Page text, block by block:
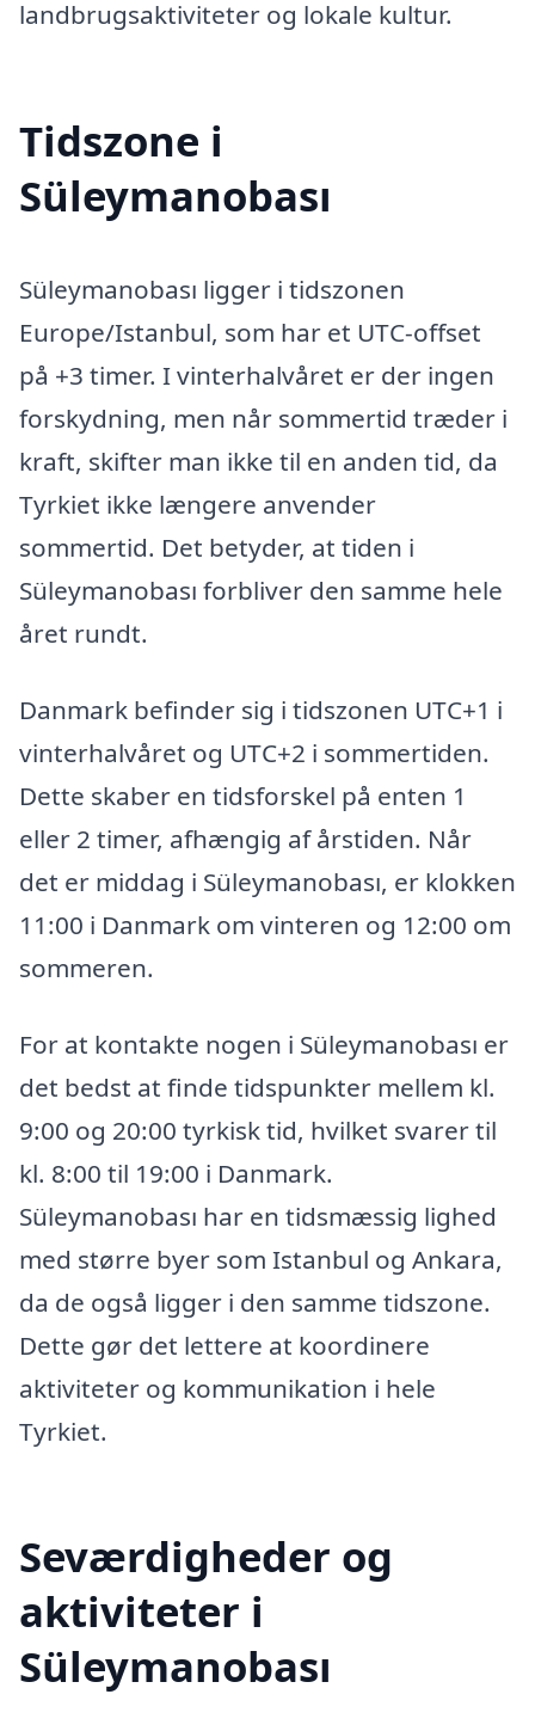
landbrugsaktiviteter og lokale kultur.
Tidszone i
Süleymanobası
Süleymanobası ligger i tidszonen
Europe/Istanbul, som har et UTC-offset
på +3 timer. I vinterhalvåret er der ingen
forskydning, men når sommertid træder i
kraft, skifter man ikke til en anden tid, da
Tyrkiet ikke længere anvender
sommertid. Det betyder, at tiden i
Süleymanobası forbliver den samme hele
året rundt.
Danmark befinder sig i tidszonen UTC+1 i
vinterhalvåret og UTC+2 i sommertiden.
Dette skaber en tidsforskel på enten 1
eller 2 timer, afhængig af årstiden. Når
det er middag i Süleymanobası, er klokken
11:00 i Danmark om vinteren og 12:00 om
sommeren.
For at kontakte nogen i Süleymanobası er
det bedst at finde tidspunkter mellem kl.
9:00 og 20:00 tyrkisk tid, hvilket svarer til
kl. 8:00 til 19:00 i Danmark.
Süleymanobası har en tidsmæssig lighed
med større byer som Istanbul og Ankara,
da de også ligger i den samme tidszone.
Dette gør det lettere at koordinere
aktiviteter og kommunikation i hele
Tyrkiet.
Seværdigheder og
aktiviteter i
Süleymanobası